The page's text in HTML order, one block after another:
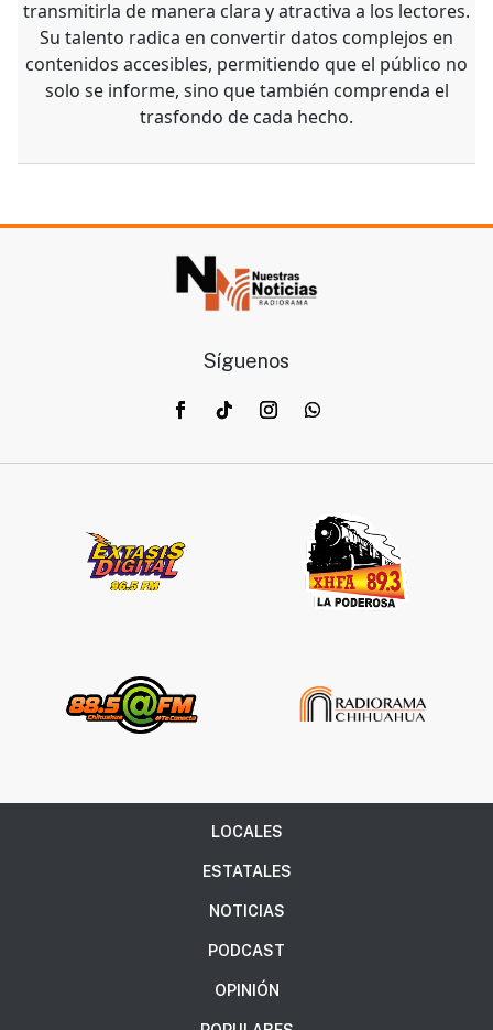
transmitirla de manera clara y atractiva a los lectores.
Su talento radica en convertir datos complejos en
contenidos accesibles, permitiendo que el público no
solo se informe, sino que también comprenda el
trasfondo de cada hecho.
Síguenos
LOCALES
ESTATALES
NOTICIAS
PODCAST
OPINIÓN